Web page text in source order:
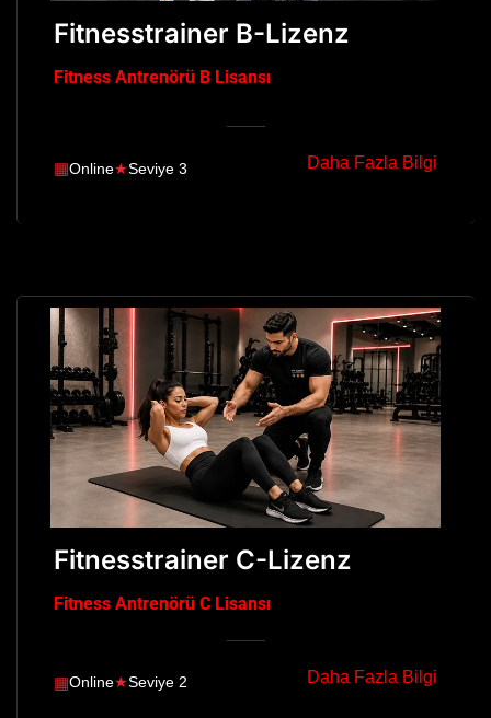
Fitnesstrainer B-Lizenz
Fitness Antrenörü B Lisansı
▦Online★Seviye 3 Daha Fazla Bilgi
Fitnesstrainer C-Lizenz
Fitness Antrenörü C Lisansı
▦Online★Seviye 2 Daha Fazla Bilgi